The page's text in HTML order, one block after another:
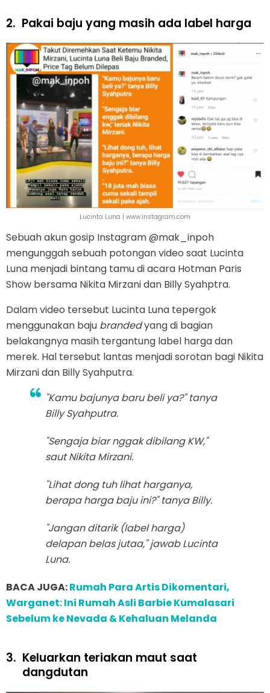
2. Pakai baju yang masih ada label harga
Lucinta Luna | www.instagram.com
Sebuah akun gosip Instagram @mak_inpoh
mengunggah sebuah potongan video saat Lucinta
Luna menjadi bintang tamu di acara Hotman Paris
Show bersama Nikita Mirzani dan Billy Syahptra.
Dalam video tersebut Lucinta Luna tepergok
menggunakan baju brandedyang di bagian
belakangnya masih tergantung label harga dan
merek. Hal tersebut lantas menjadi sorotan bagi Nikita
Mirzani dan Billy Syahputra.
"Kamu bajunya baru beli ya?" tanya
Billy Syahputra.
"Sengaja biar nggak dibilang KW,"
saut Nikita Mirzani.
"Lihat dong tuh lihat harganya,
berapa harga baju ini?" tanya Billy.
"Jangan ditarik (label harga)
delapan belas jutaa," jawab Lucinta
Luna.
BACA JUGA:Rumah Para Artis Dikomentari,
Warganet: Ini Rumah Asli Barbie Kumalasari
Sebelum ke Nevada & Kehaluan Melanda
3. Keluarkan teriakan maut saat
dangdutan